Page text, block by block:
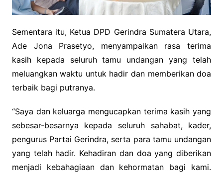
Sementara itu, Ketua DPD Gerindra Sumatera Utara,
Ade Jona Prasetyo, menyampaikan rasa terima
kasih kepada seluruh tamu undangan yang telah
meluangkan waktu untuk hadir dan memberikan doa
terbaik bagi putranya.
“Saya dan keluarga mengucapkan terima kasih yang
sebesar-besarnya kepada seluruh sahabat, kader,
pengurus Partai Gerindra, serta para tamu undangan
yang telah hadir. Kehadiran dan doa yang diberikan
menjadi kebahagiaan dan kehormatan bagi kami.